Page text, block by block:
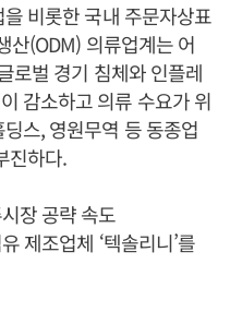
비롯한 국내 주문자상표
산(ODM) 의류업계는 어
로벌 경기 침체와 인플레
감소하고 의류 수요가 위
스, 영원무역 등 동종업
진하다.
장 공략 속도
제조업체 ‘텍솔리니’를